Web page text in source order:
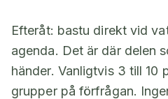
Efteråt: bastu direkt vid
agenda. Det är där delen
händer. Vanligtvis 3 till 10
grupper på förfrågan.